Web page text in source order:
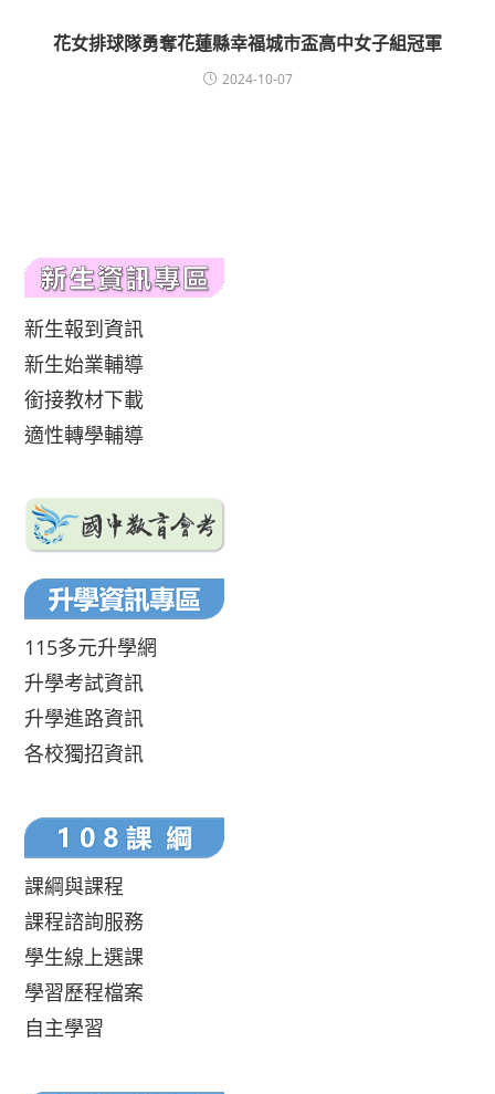
花女排球隊勇奪花蓮縣幸福城市盃高中女子組冠軍
2024-10-07
新生報到資訊
新生始業輔導
銜接教材下載
適性轉學輔導
115多元升學網
升學考試資訊
升學進路資訊
各校獨招資訊
課綱與課程
課程諮詢服務
學生線上選課
學習歷程檔案
自主學習